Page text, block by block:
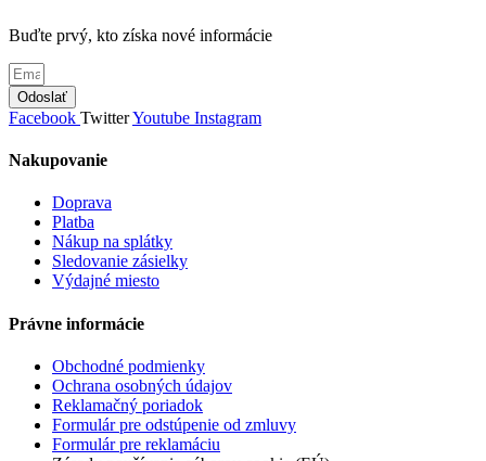
Buďte prvý, kto získa nové informácie
Odoslať
Facebook TwitterYoutube Instagram
Nakupovanie
Doprava
Platba
Nákup na splátky
Sledovanie zásielky
Výdajné miesto
Právne informácie
Obchodné podmienky
Ochrana osobných údajov
Reklamačný poriadok
Formulár pre odstúpenie od zmluvy
Formulár pre reklamáciu